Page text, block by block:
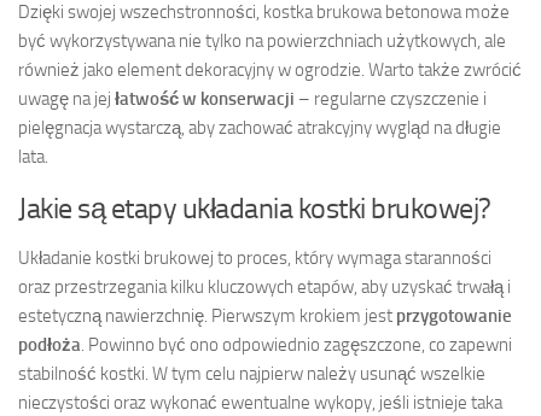
Dzięki swojej wszechstronności, kostka brukowa betonowa może
być wykorzystywana nie tylko na powierzchniach użytkowych, ale
również jako element dekoracyjny w ogrodzie. Warto także zwrócić
uwagę na jej łatwość w konserwacji – regularne czyszczenie i
pielęgnacja wystarczą, aby zachować atrakcyjny wygląd na długie
lata.
Jakie są etapy układania kostki brukowej?
Układanie kostki brukowej to proces, który wymaga staranności
oraz przestrzegania kilku kluczowych etapów, aby uzyskać trwałą i
estetyczną nawierzchnię. Pierwszym krokiem jest przygotowanie
podłoża. Powinno być ono odpowiednio zagęszczone, co zapewni
stabilność kostki. W tym celu najpierw należy usunąć wszelkie
nieczystości oraz wykonać ewentualne wykopy, jeśli istnieje taka